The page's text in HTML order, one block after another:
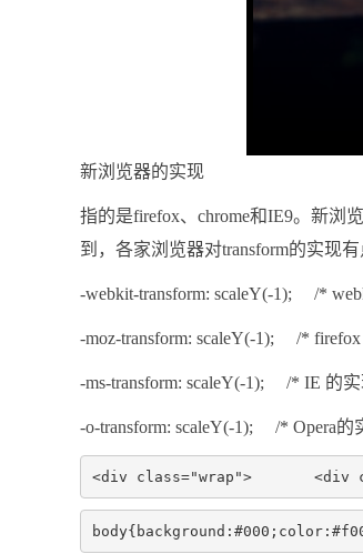
新浏览器的实现
指的是firefox、chrome和IE9。新浏
到，各家浏览器对transform的实现有
-webkit-transform: scaleY(-1); /*
-moz-transform: scaleY(-1); /*
-ms-transform: scaleY(-1); /* IE 的
-o-transform: scaleY(-1); /* Opera的
<div class="wrap">